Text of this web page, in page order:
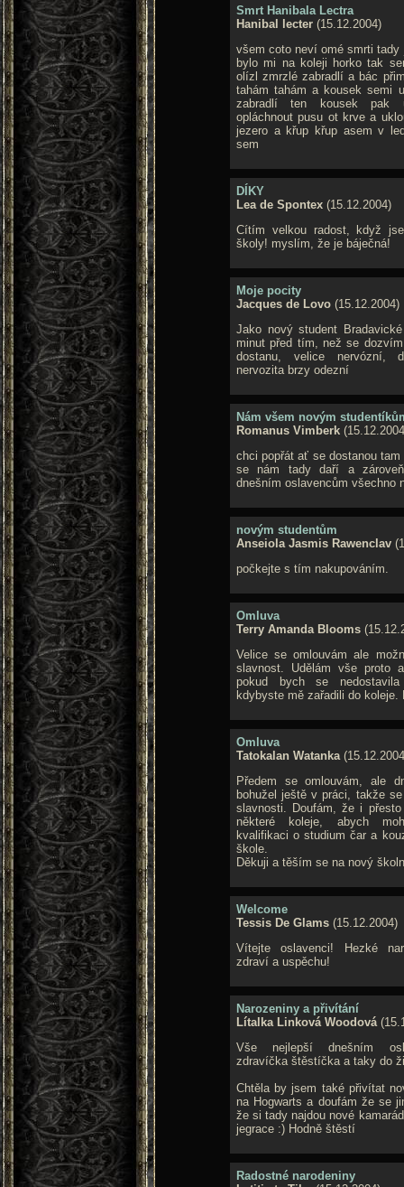
Smrt Hanibala Lectra
Hanibal lecter (15.12.2004)
všem coto neví omé smrti
bylo mi na koleji horko tak
olízl zmrzlé zabradlí a bác
tahám tahám a kousek semi
zabradlí ten kousek pak
opláchnout pusu ot krve a
jezero a křup křup asem v
sem
DÍKY
Lea de Spontex (15.12.2004)
Cítím velkou radost, když
školy! myslím, že je báječná!
Moje pocity
Jacques de Lovo (15.12.2004)
Jako nový student
minut před tím, než se
dostanu, velice nervózní,
nervozita brzy odezní
Nám všem novým
Romanus Vimberk
chci popřát ať se dostanou
se nám tady daří a
dnešním oslavencům všechno
novým studentům
Anseiola Jasmis Rawenclav
počkejte s tím nakupováním.
Omluva
Terry Amanda Blooms
Velice se omlouvám ale
slavnost. Udělám vše proto
pokud bych se
kdybyste mě zařadili do koleje.
Omluva
Tatokalan Watanka
Předem se omlouvám, ale
bohužel ještě v práci, takže
slavnosti. Doufám, že i
některé koleje, abych
kvalifikaci o studium čar a
škole.
Děkuji a těším se na nový
Welcome
Tessis De Glams (15.12.2004)
Vítejte oslavenci! Hezké
zdraví a uspěchu!
Narozeniny a přivítání
Lítalka Linková Woodová
Vše nejlepší dnešním
zdravíčka štěstíčka a taky do
Chtěla by jsem také přivítat
na Hogwarts a doufám že se
že si tady najdou nové
jegrace :) Hodně štěstí
Radostné narodeniny